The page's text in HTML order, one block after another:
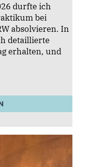
durfte ich
bei
absolvieren. In
detaillierte
erhalten, und